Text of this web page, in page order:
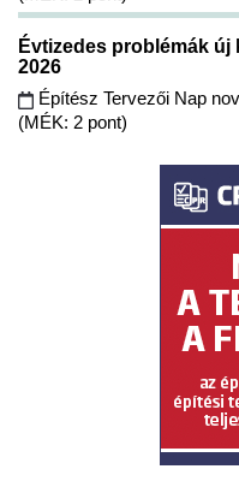
Évtizedes problémák
2026
Építész Tervezői Nap
(MÉK: 2 pont)